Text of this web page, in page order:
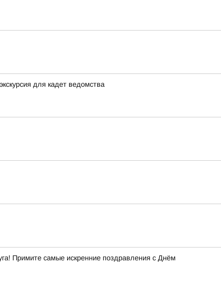
для кадет ведомства
Примите самые искренние поздравления с Днём